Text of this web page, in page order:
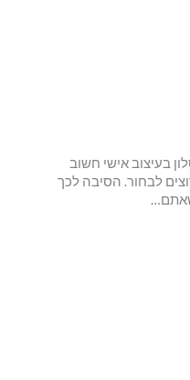
בעיצוב אישי חשוב
לבחור. הסיבה לכך
שאתם…